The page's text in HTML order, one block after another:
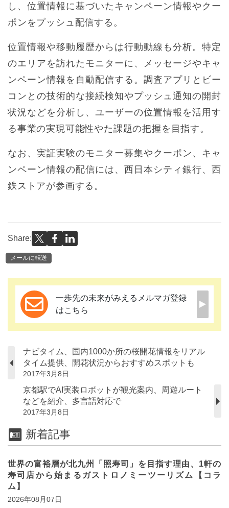
し、位置情報に基づいたキャンペーン情報やクー
ポンをプッシュ配信する。
位置情報や移動履歴からは行動動線も分析。特定
のエリアを訪れたモニターに、メッセージやキャ
ンペーン情報を自動配信する。調査アプリとビー
コンとの技術的な接続検知やプッシュ通知の開封
状況などを分析し、ユーザーの位置情報を活用す
る事業の実現可能性やた課題の把握を目指す。
なお、実証実験のモニター募集やクーポン、キャ
ンペーン情報の配信には、西日本シティ銀行、西
鉄ストアが参画する。
Share:
メールに転送
一歩先の未来がみえるメルマガ登録
はこちら
ナビタイム、国内1000か所の桜開花情報をリアル
タイム提供、開花状況からおすすめスポットも
2017年3月8日
京都駅でAI実装ロボットが観光案内、周遊ルート
などを紹介、多言語対応で
2017年3月8日
新着記事
世界の富裕層が北九州「照寿司」を目指す理由、1軒の
寿司店から始まるガストロノミーツーリズム【コラ
ム】
2026年08月07日